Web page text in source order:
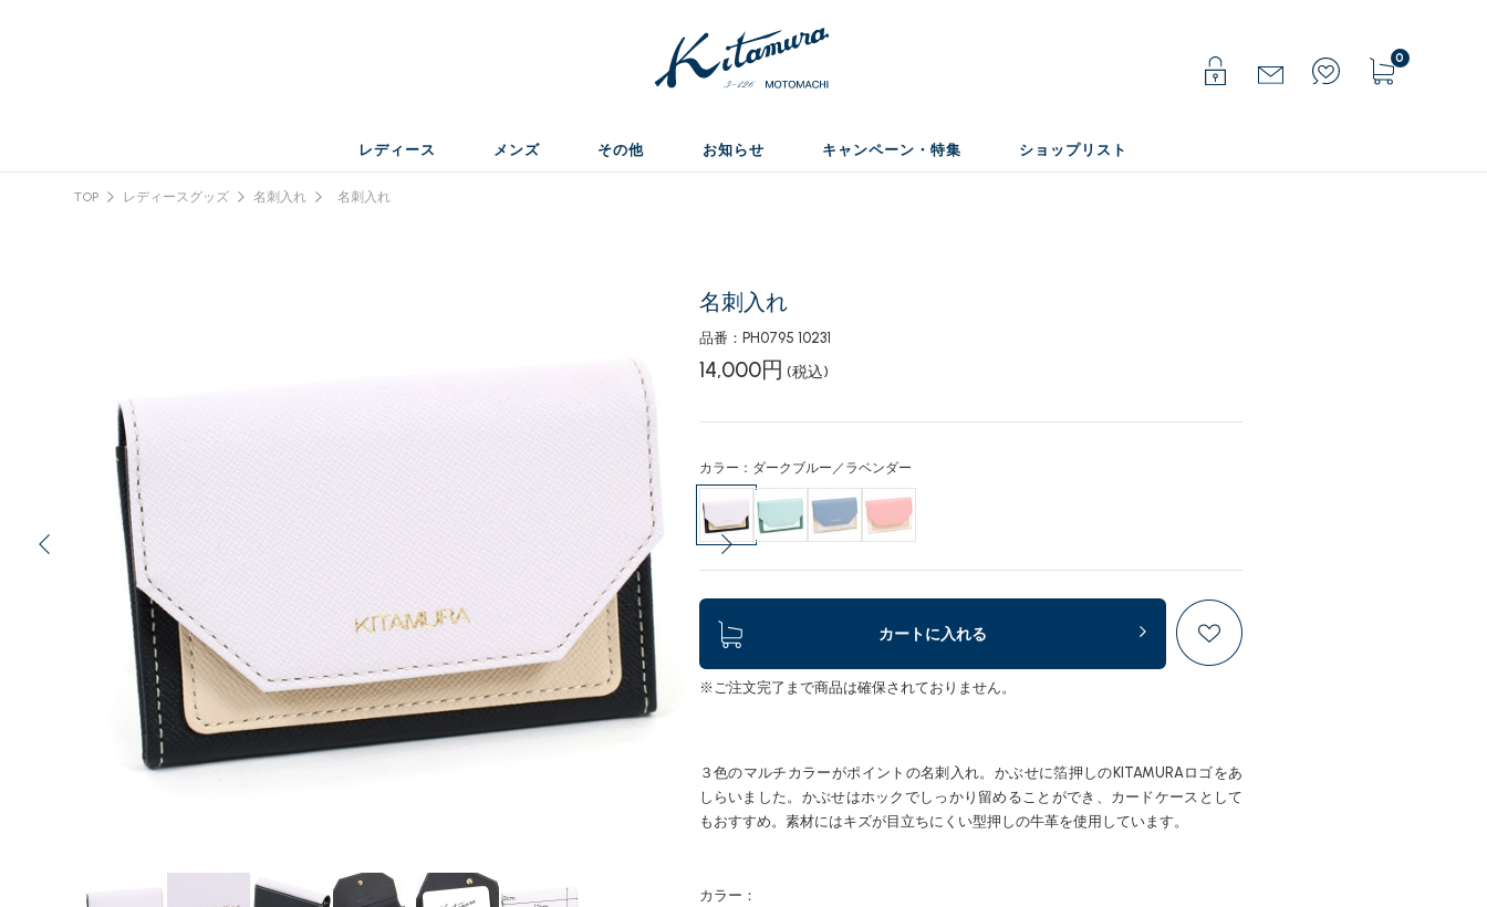
0
レディース メンズ その他 お知らせ キャンペーン・特集 ショップリスト
TOP レディースグッズ 名刺入れ 名刺入れ
名刺入れ
品番：PH0795 10231
14,000円 (税込)
カラー：ダークブルー／ラベンダー
カートに入れる
※ご注文完了まで商品は確保されておりません。
３色のマルチカラーがポイントの名刺入れ。かぶせに箔押しのKITAMURAロゴをあ
しらいました。かぶせはホックでしっかり留めることができ、カードケースとして
もおすすめ。素材にはキズが目立ちにくい型押しの牛革を使用しています。
カラー：